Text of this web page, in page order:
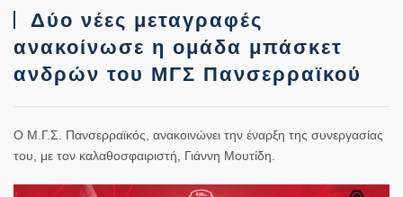
Δύο νέες μεταγραφές
ανακοίνωσε η ομάδα μπάσκετ
ανδρών του ΜΓΣ Πανσερραϊκού
Ο Μ.Γ.Σ. Πανσερραϊκός, ανακοινώνει την έναρξη της συνεργασίας
του, με τον καλαθοσφαιριστή, Γιάννη Μουτίδη.